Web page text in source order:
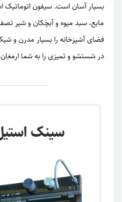
بسیار آسان است. سیفون
مایع، سبد میوه و آبچکان و شیر
فضای آشپزخانه را بسیار مدرن و
در شستشو و تمیزی را به شما
سینک